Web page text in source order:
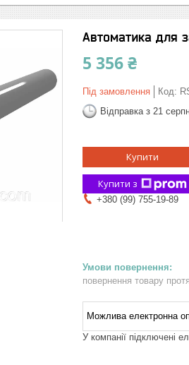
Автоматика для
5 356 ₴
Під замовлення Код:
Відправка з 21
Купити
Купити з
+380 (99) 755-19-89
повернення товару
У компанії підключені